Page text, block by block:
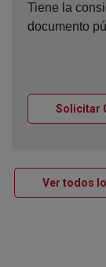
Tiene la
documento
Solicitar
Ver todos